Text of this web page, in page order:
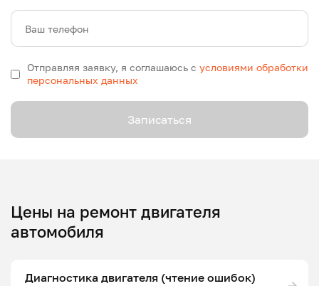
Ваш телефон
Отправляя заявку, я соглашаюсь с условиями обработки
персональных данных
Записаться
Цены на ремонт двигателя
автомобиля
Диагностика двигателя (чтение ошибок)